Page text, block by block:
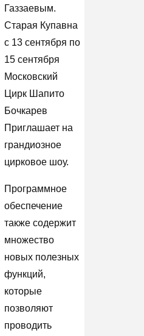
Газзаевым.
Старая Купавна
с 13 сентября по
15 сентября
Московский
Цирк Шапито
Бочкарев
Приглашает на
грандиозное
цирковое шоу.
Программное
обеспечение
также содержит
множество
новых полезных
функций,
которые
позволяют
проводить